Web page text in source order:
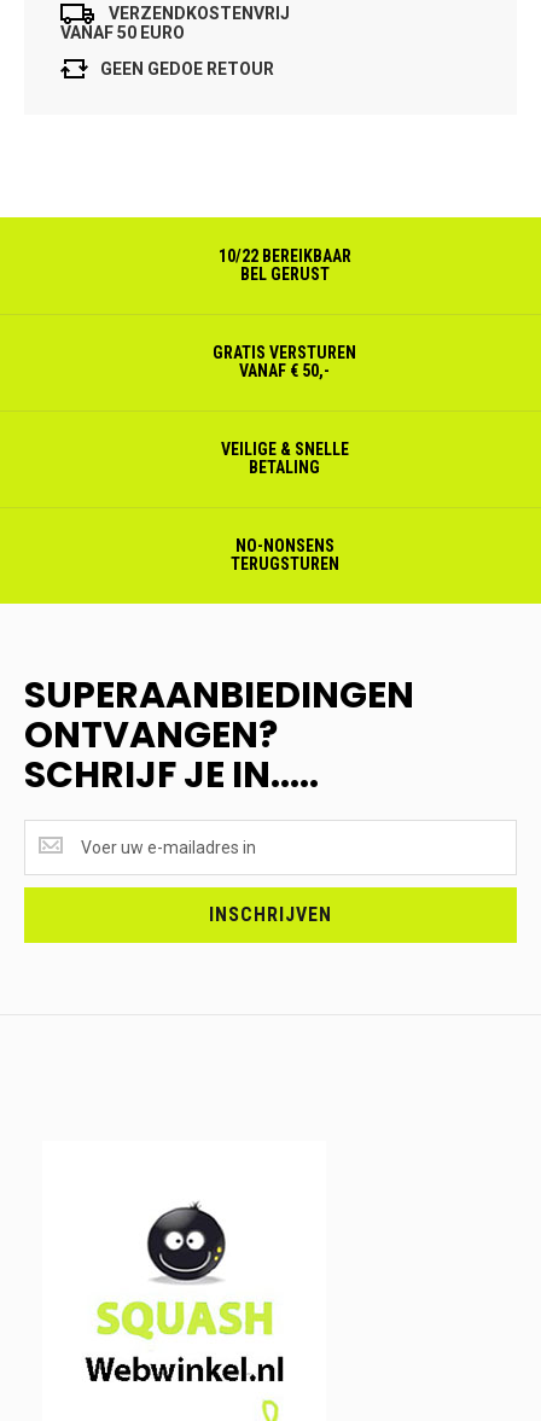
VERZENDKOSTENVRIJ
VANAF 50 EURO
GEEN GEDOE RETOUR
10/22 BEREIKBAAR
BEL GERUST
GRATIS VERSTUREN
VANAF € 50,-
VEILIGE & SNELLE
BETALING
NO-NONSENS
TERUGSTUREN
SUPERAANBIEDINGEN
ONTVANGEN?
SCHRIJF JE IN.....
ONTVANGEN?
<br>SCHRIJF
INSCHRIJVEN